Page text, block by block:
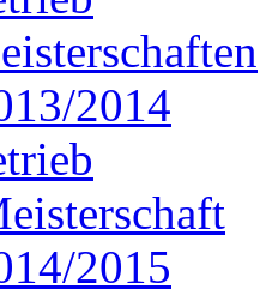
2014
2015